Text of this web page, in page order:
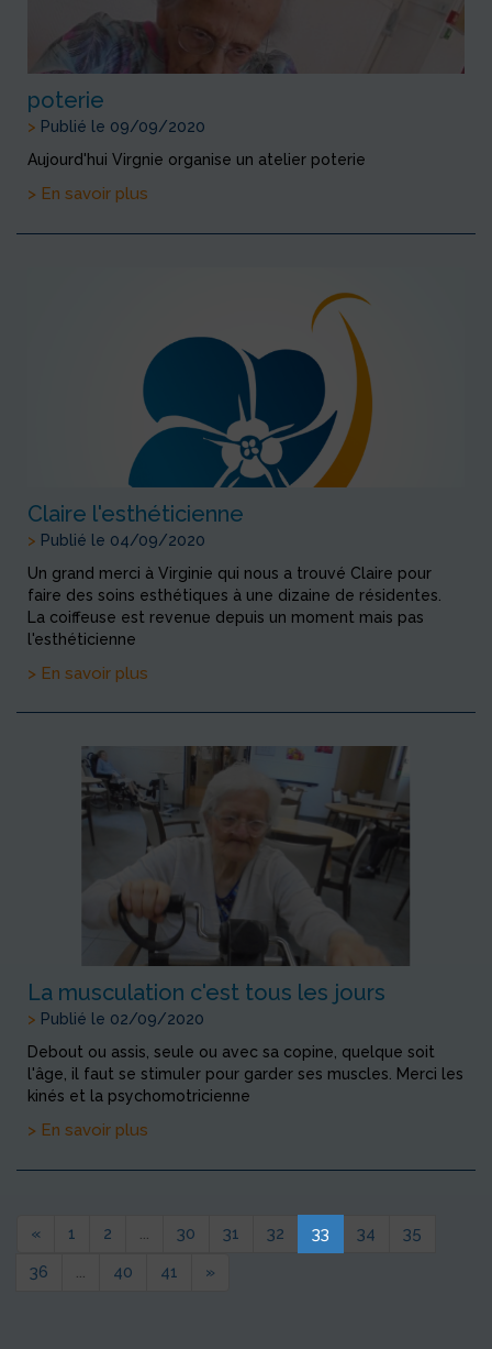
poterie
> Publié le 09/09/2020
Aujourd'hui Virgnie organise un atelier poterie
> En savoir plus
Claire l'esthéticienne
> Publié le 04/09/2020
Un grand merci à Virginie qui nous a trouvé Claire pour
faire des soins esthétiques à une dizaine de résidentes.
La coiffeuse est revenue depuis un moment mais pas
l'esthéticienne
> En savoir plus
La musculation c'est tous les jours
> Publié le 02/09/2020
Debout ou assis, seule ou avec sa copine, quelque soit
l'âge, il faut se stimuler pour garder ses muscles. Merci les
kinés et la psychomotricienne
> En savoir plus
« 1 2 ... 30 31 32 33 34
35
36
... 40 41 »